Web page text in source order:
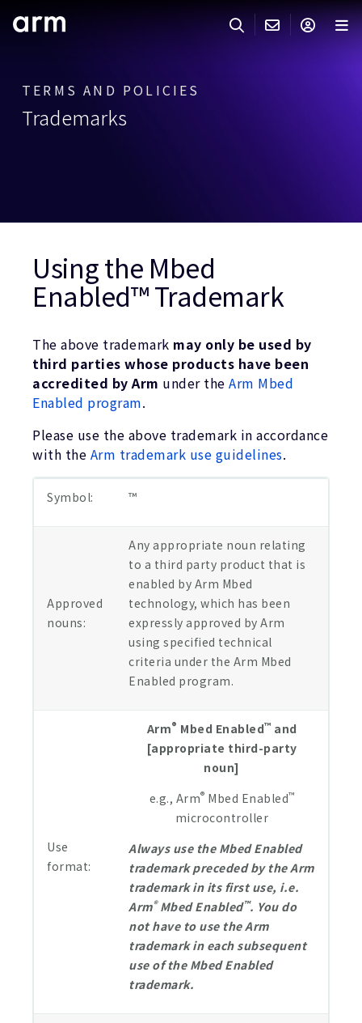
Skip to Footer
サーチ
ARMのお問い合わせ
サポート
企業様向けFlexible Access
その他のお問い合わせ
Arm Integrity Helpline
報道関連
人材採用
研究連携
ウェブサイト
IR関連
セキュリティ脆弱性の報告
グローバル本社
110 Fulbourn Road
Tel: + 44(1223) 400 400 [main reception]
Fax: + 44(1223) 400 410
全てのオフィスを見る
ARMアカウント
Armアカウント
製品
開発
サポート&トレーニング
企業情報
TERMS AND POLICIES
Trademarks
Using the Mbed
Enabled™ Trademark
The above trademark may only be used by
third parties whose products have been
accredited by Arm under the Arm Mbed
Enabled program.
Please use the above trademark in accordance
with the Arm trademark use guidelines.
Symbol: ™
Approved
nouns:
Any appropriate noun relating
to a third party product that is
enabled by Arm Mbed
technology, which has been
expressly approved by Arm
using specified technical
criteria under the Arm Mbed
Enabled program.
Use
format:
Arm® Mbed Enabled™ and
[appropriate third-party
noun]
e.g., Arm® Mbed Enabled™
microcontroller
Always use the Mbed Enabled
trademark preceded by the Arm
trademark in its first use, i.e.
Arm®Mbed Enabled™. You do
not have to use the Arm
trademark in each subsequent
use of the Mbed Enabled
trademark.